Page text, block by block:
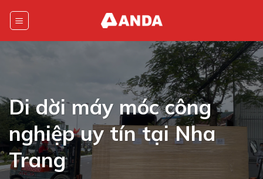
Di dời máy móc công
nghiệp uy tín tại Nha
Trang